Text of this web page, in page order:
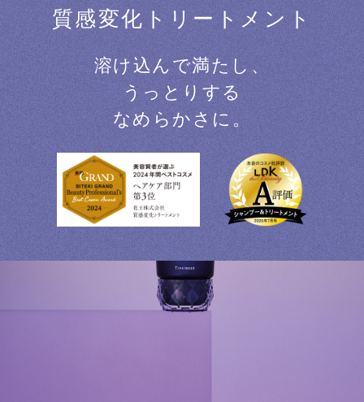
質感変化トリートメント
溶け込んで満たし、
うっとりする
なめらかさに。